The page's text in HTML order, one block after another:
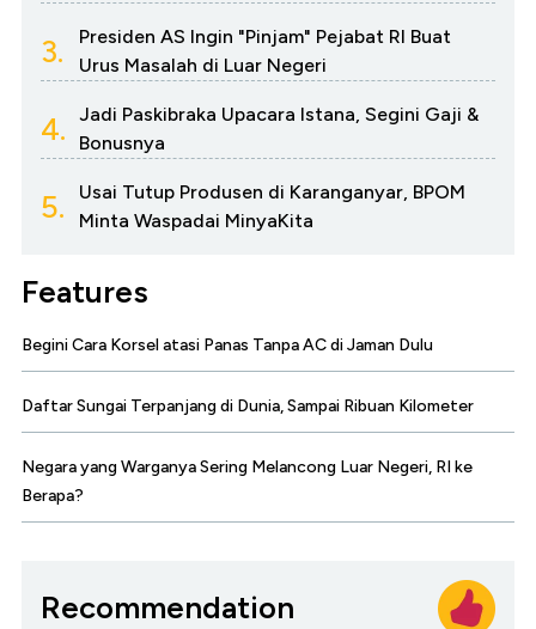
3.
Presiden AS Ingin "Pinjam" Pejabat RI Buat
Urus Masalah di Luar Negeri
4.
Jadi Paskibraka Upacara Istana, Segini Gaji &
Bonusnya
5.
Usai Tutup Produsen di Karanganyar, BPOM
Minta Waspadai MinyaKita
Features
Begini Cara Korsel atasi Panas Tanpa AC di Jaman Dulu
Daftar Sungai Terpanjang di Dunia, Sampai Ribuan Kilometer
Negara yang Warganya Sering Melancong Luar Negeri, RI ke
Berapa?
Recommendation